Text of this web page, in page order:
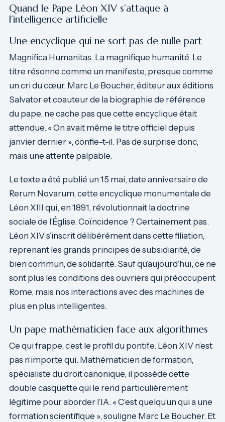
Quand le Pape Léon XIV s’attaque à
l’intelligence artificielle
Une encyclique qui ne sort pas de nulle part
Magnifica Humanitas. La magnifique humanité. Le
titre résonne comme un manifeste, presque comme
un cri du cœur. Marc Le Boucher, éditeur aux éditions
Salvator et coauteur de la biographie de référence
du pape, ne cache pas que cette encyclique était
attendue. « On avait même le titre officiel depuis
janvier dernier », confie-t-il. Pas de surprise donc,
mais une attente palpable.
Le texte a été publié un 15 mai, date anniversaire de
Rerum Novarum, cette encyclique monumentale de
Léon XIII qui, en 1891, révolutionnait la doctrine
sociale de l’Église. Coïncidence ? Certainement pas.
Léon XIV s’inscrit délibérément dans cette filiation,
reprenant les grands principes de subsidiarité, de
bien commun, de solidarité. Sauf qu’aujourd’hui, ce ne
sont plus les conditions des ouvriers qui préoccupent
Rome, mais nos interactions avec des machines de
plus en plus intelligentes.
Un pape mathématicien face aux algorithmes
Ce qui frappe, c’est le profil du pontife. Léon XIV n’est
pas n’importe qui. Mathématicien de formation,
spécialiste du droit canonique, il possède cette
double casquette qui le rend particulièrement
légitime pour aborder l’IA. « C’est quelqu’un qui a une
formation scientifique », souligne Marc Le Boucher. Et